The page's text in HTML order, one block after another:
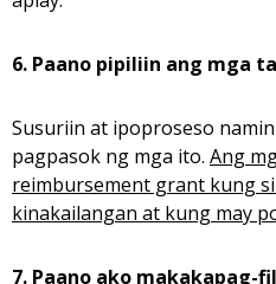
6. Paano pipiliin ang mga
Susuriin at ipoproseso
pagpasok ng mga ito. Ang
reimbursement grant kung
kinakailangan at kung may
7. Paano ako makakapag-